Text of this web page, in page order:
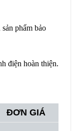
sản phẩm bảo
điện hoàn thiện.
ĐƠN GIÁ